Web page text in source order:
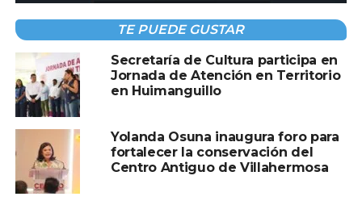
historia del cine?
Compartir en:
TE PUEDE GUSTAR
Secretaría de Cultura participa en
Jornada de Atención en Territorio
en Huimanguillo
Yolanda Osuna inaugura foro para
fortalecer la conservación del
Centro Antiguo de Villahermosa